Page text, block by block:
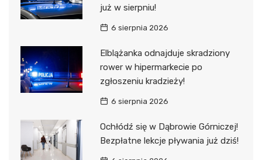
już w sierpniu!
6 sierpnia 2026
Elblążanka odnajduje skradziony
rower w hipermarkecie po
zgłoszeniu kradzieży!
6 sierpnia 2026
Ochłódź się w Dąbrowie Górniczej!
Bezpłatne lekcje pływania już dziś!